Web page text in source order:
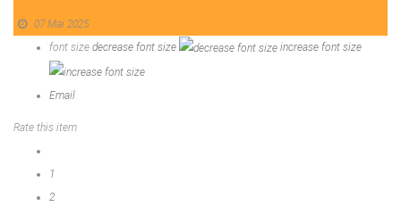
07 Mai 2025
font size decrease font size increase font size
Email
Rate this item
1
2